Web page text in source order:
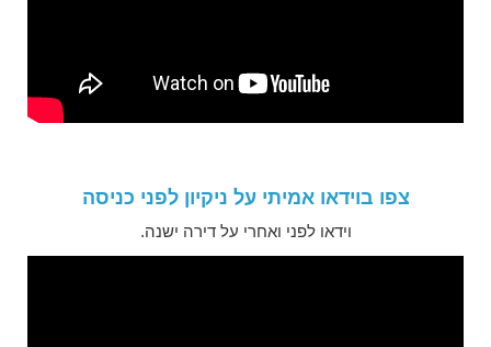
צפו בוידאו אמיתי על ניקיון לפני כניסה
וידאו לפני ואחרי על דירה ישנה.